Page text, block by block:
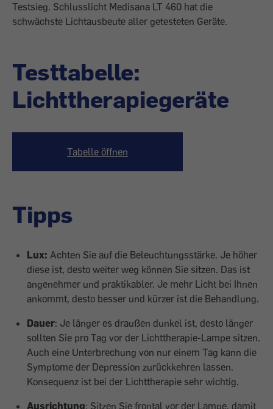
Testsieg. Schlusslicht Medisana LT 460 hat die
schwächste Lichtausbeute aller getesteten Geräte.
Testtabelle:
Lichttherapiegeräte
Tabelle öffnen
Tipps
Lux: Achten Sie auf die Beleuchtungsstärke. Je höher
diese ist, desto weiter weg können Sie sitzen. Das ist
angenehmer und praktikabler. Je mehr Licht bei Ihnen
ankommt, desto besser und kürzer ist die Behandlung.
Dauer: Je länger es draußen dunkel ist, desto länger
sollten Sie pro Tag vor der Lichttherapie-Lampe sitzen.
Auch eine Unterbrechung von nur einem Tag kann die
Symptome der Depression zurückkehren lassen.
Konsequenz ist bei der Lichttherapie sehr wichtig.
Ausrichtung: Sitzen Sie frontal vor der Lampe, damit